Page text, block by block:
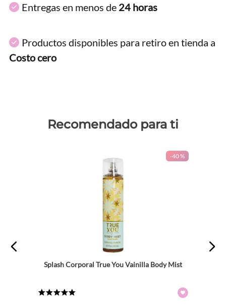
Entregas en menos de 24 horas
Productos disponibles para retiro en tienda a
Costo cero
Recomendado para ti
-40 %
Splash Corporal True You Vainilla Body Mist